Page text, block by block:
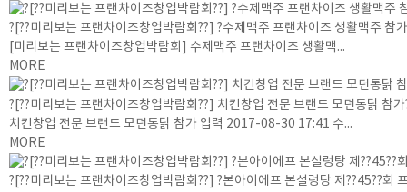
?[??미리보는 프랜차이즈창업박람회??] ?수제맥주 프랜차이즈 생활맥주 참
[미리보는 프랜차이즈창업박람회] 수제맥주 프랜차이즈 생활맥...
MORE
?[??미리보는 프랜차이즈창업박람회??] 치킨창업 전문 브랜드 모던통닭 참가
치킨창업 전문 브랜드 모던통닭 참가 입력 2017-08-30 17:41 수...
MORE
?[??미리보는 프랜차이즈창업박람회??] ?본아이에프 본설렁탕 제??45??회